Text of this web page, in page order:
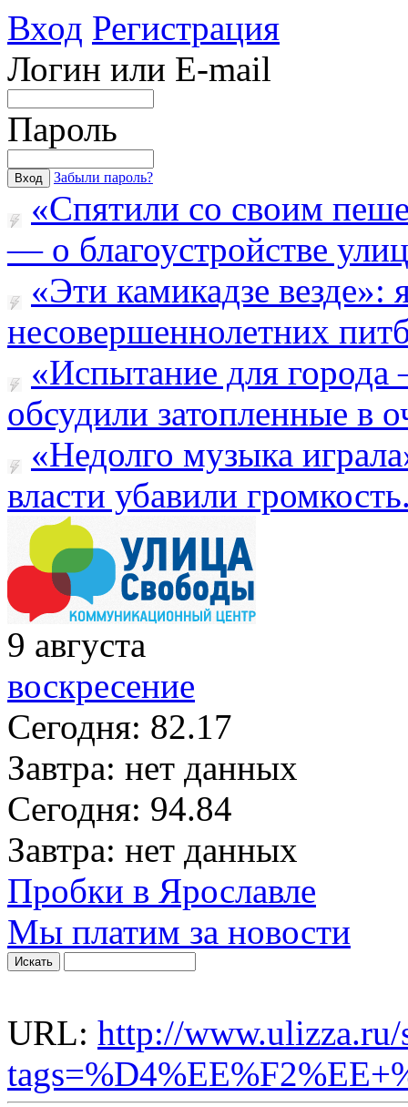
Вход Регистрация
Логин или E-mail
Пароль
Забыли пароль?
«Спятили со своим
— о благоустройстве
«Эти камикадзе везде»:
несовершеннолетних
«Испытание для
обсудили затопленные в
«Недолго музыка
власти убавили
9 августа
воскресение
Сегодня: 82.17
Завтра: нет данных
Сегодня: 94.84
Завтра: нет данных
Пробки в Ярославле
Мы платим за новости
URL: http://www.ulizza.ru/